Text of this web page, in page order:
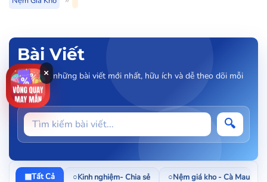
Bài Viết
Cập nhật những bài viết mới nhất, hữu ích và dễ theo dõi mỗi
ngày.
Tìm
kiếm
bài
viết
🔍
▦Tất Cả ○Kinh nghiệm- Chia sẻ ○Nệm giá kho - Cà Mau
×